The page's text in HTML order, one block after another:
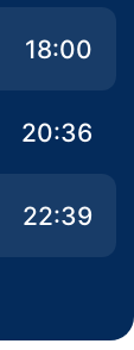
18:00
20:36
22:39